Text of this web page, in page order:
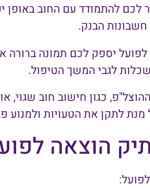
להתמודד עם החוב באופן
חשבונות הבנק.
לפועל יספק לכם תמונה ברורה
לגבי המשך הטיפול.
כגון חישוב חוב שגוי,
לתקן את הטעויות ולמנוע
הוצאה